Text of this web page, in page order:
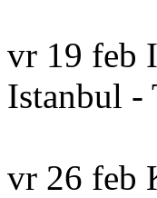
vr 19 feb
Istanbul -
vr 26 feb